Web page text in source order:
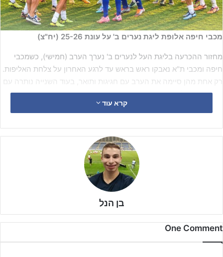
מכבי חיפה אלופת ליגת נערים ב' על עונת 25-26 (יח"צ)
מחזור ההכרעה בליגת העל לנערים ב' נערך הערב (חמישי), כשמכבי
חיפה ומכבי ת"א נאבקו ראש בראש עד לרגע האחרון על צלחת האליפות.
רק אחת מהן סיימה את הערב עם חגיגות ותואר, בעוד השנייה נותרה עם
המחמאות בלבד.
הפסדים כואבים למכבי פ"ת ולהפועל ת"א דחו את ההכרעה למחזור
הסיום. למרות זאת, אליעזר בן אהרון ושחקניו עדיין היו תלויים בעצמם,
כאשר ניצחון על מכבי נתניה היה מספיק להם כדי להניף את הצלחת.
קרא עוד
בן הנל
One Comment